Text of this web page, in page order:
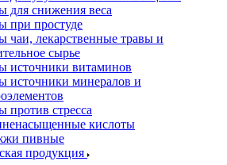
для снижения веса
при простуде
чаи, лекарственные травы и
сырье
источники витаминов
источники минералов и
стресса
кислоты
пивные
продукция